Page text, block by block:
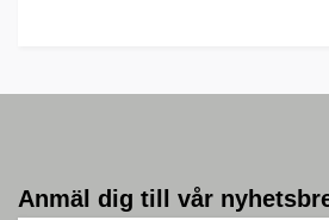
Anmäl dig till vår